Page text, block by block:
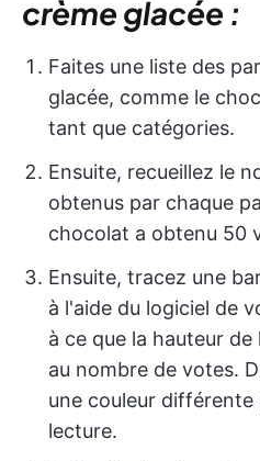
crème glacée :
Faites une liste des
glacée, comme le
tant que catégories.
Ensuite, recueillez le
obtenus par chaque
chocolat a obtenu 50
Ensuite, tracez une
à l'aide du logiciel de
à ce que la hauteur
au nombre de votes.
une couleur
lecture.